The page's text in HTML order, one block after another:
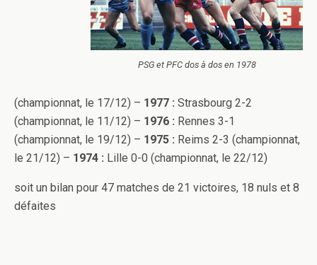
PSG et PFC dos à dos en 1978
(championnat, le 17/12) – 1977 : Strasbourg 2-2
(championnat, le 11/12) – 1976 : Rennes 3-1
(championnat, le 19/12) – 1975 : Reims 2-3 (championnat,
le 21/12) – 1974 : Lille 0-0 (championnat, le 22/12)
soit un bilan pour 47 matches de 21 victoires, 18 nuls et 8
défaites